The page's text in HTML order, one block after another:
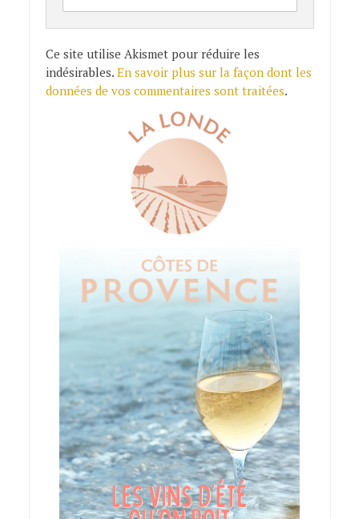
Ce site utilise Akismet pour réduire les
indésirables. En savoir plus sur la façon dont les
données de vos commentaires sont traitées.